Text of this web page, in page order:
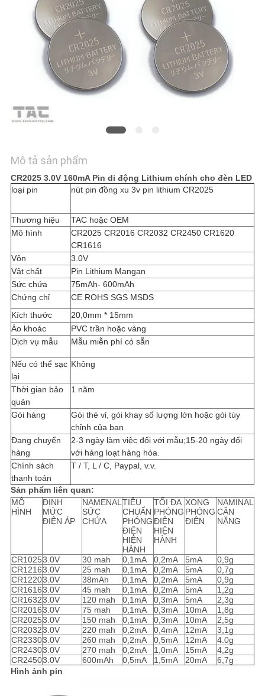
CÁC
TRƯỜNG
YÊU
BÁO
SƠ
ĐỒ
TRANG
WEB
PRIVACY
POLICY
Mô tả sản phẩm
CR2025 3.0V 160mA Pin di động Lithium chính cho đèn LED
loại pin
nút pin đồng xu 3v pin lithium CR2025
Thương hiệu
TAC hoặc OEM
Mô hình
CR2025 CR2016 CR2032 CR2450 CR1620
CR1616
Vôn
3.0V
Vật chất
Pin Lithium Mangan
Sức chứa
75mAh- 600mAh
Chứng chỉ
CE ROHS SGS MSDS
Kích thước
20,0mm * 15mm
Áo khoác
PVC trần hoặc vàng
Dịch vụ mẫu
Mẫu miễn phí có sẵn
Nếu có thể sạc
lại
Không
Thời gian bảo
quản
1 năm
Gói hàng
Gói thẻ vỉ, gói khay số lượng lớn hoặc gói tùy
chỉnh của bạn
Đang chuyển
hàng
2-3 ngày làm việc đối với mẫu;15-20 ngày đối
với hàng loạt hàng hóa.
Chính sách
thanh toán
T / T, L / C, Paypal, v.v.
Sản phẩm liên quan:
MÔ
HÌNH
ĐỊNH
MỨC
ĐIỆN ÁP
NAMENAL
SỨC
CHỨA
TIÊU
CHUẨN
PHÓNG
ĐIỆN
HIỆN
HÀNH
TỐI ĐA
PHÓNG
ĐIỆN
HIỆN
HÀNH
XONG
PHÓNG
ĐIỆN
NAMINAL
CÂN
NẶNG
CR10253.0V 30 mah 0,1mA 0,2mA 5mA
0,9g
CR12163.0V 25 mah 0,1mA 0,2mA 5mA
0,7g
CR12203.0V 38mAh 0,1mA 0,2mA 5mA
0,9g
CR16163.0V 45 mah 0,1mA 0,2mA 5mA
1,2g
CR16323.0V 120 mah 0,1mA 0,3mA 5mA
2,3g
CR20163.0V 75 mah 0,1mA 0,3mA 10mA
1,8g
CR20253.0V 150 mah 0,1mA 0,3mA 10mA
2,5g
CR20323.0V 220 mah 0,2mA 0,4mA 12mA
3,1g
CR23303.0V 260 mah 0,2mA 0,5mA 12mA
4.0g
CR24303.0V 270 mah 0,2mA 1,0mA 15mA
4,2g
CR24503.0V 600mAh 0,5mA 1,5mA 20mA
6,7g
Hình ảnh pin